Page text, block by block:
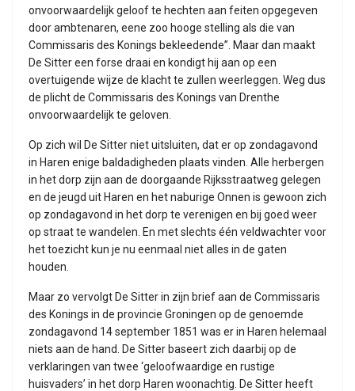
onvoorwaardelijk geloof te hechten aan feiten opgegeven
door ambtenaren, eene zoo hooge stelling als die van
Commissaris des Konings bekleedende”. Maar dan maakt
De Sitter een forse draai en kondigt hij aan op een
overtuigende wijze de klacht te zullen weerleggen. Weg dus
de plicht de Commissaris des Konings van Drenthe
onvoorwaardelijk te geloven.
Op zich wil De Sitter niet uitsluiten, dat er op zondagavond
in Haren enige baldadigheden plaats vinden. Alle herbergen
in het dorp zijn aan de doorgaande Rijksstraatweg gelegen
en de jeugd uit Haren en het naburige Onnen is gewoon zich
op zondagavond in het dorp te verenigen en bij goed weer
op straat te wandelen. En met slechts één veldwachter voor
het toezicht kun je nu eenmaal niet alles in de gaten
houden.
Maar zo vervolgt De Sitter in zijn brief aan de Commissaris
des Konings in de provincie Groningen op de genoemde
zondagavond 14 september 1851 was er in Haren helemaal
niets aan de hand. De Sitter baseert zich daarbij op de
verklaringen van twee ‘geloofwaardige en rustige
huisvaders’ in het dorp Haren woonachtig. De Sitter heeft